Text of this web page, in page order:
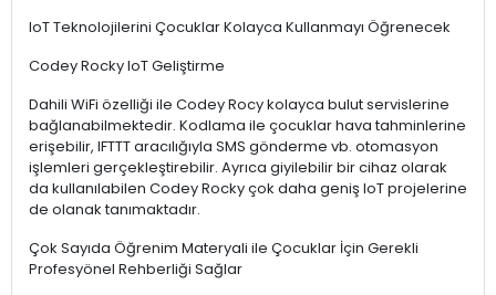
IoT Teknolojilerini Çocuklar Kolayca Kullanmayı Öğrenecek
Codey Rocky IoT Geliştirme
Dahili WiFi özelliği ile Codey Rocy kolayca bulut servislerine
bağlanabilmektedir. Kodlama ile çocuklar hava tahminlerine
erişebilir, IFTTT aracılığıyla SMS gönderme vb. otomasyon
işlemleri gerçekleştirebilir. Ayrıca giyilebilir bir cihaz olarak
da kullanılabilen Codey Rocky çok daha geniş IoT projelerine
de olanak tanımaktadır.
Çok Sayıda Öğrenim Materyali ile Çocuklar İçin Gerekli
Profesyönel Rehberliği Sağlar